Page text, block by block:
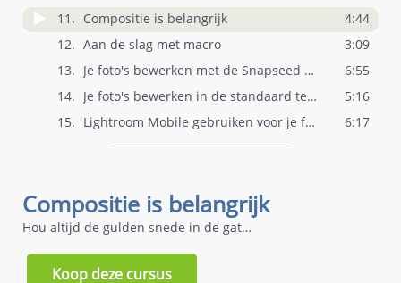
11. Compositie is belangrijk
4:44
12. Aan de slag met macro
3:09
13.
Je foto's bewerken met de Snapseed app
6:55
14.
Je foto's bewerken in de standaard telef..
5:16
15.
Lightroom Mobile gebruiken voor je fotob.. 6:17
Compositie is belangrijk
Hou altijd de gulden snede in de gaten
Koop deze cursus